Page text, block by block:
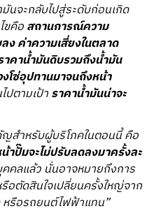
นจะกลับไปสู่ระดับก่อนเกิด
ขคือสถานการณ์ความ
ค่าความเสี่ยงในตลาด
คาน้ำมันดิบรวมถึงน้ำมัน
โซ่อุปทานมาจนถึงหน้า
ปตามเป้าราคาน้ำมันน่าจะ
ญสำหรับผู้บริโภคในตอนนี้ คือ
าปั๊มจะไม่ปรับลดลงมาครั้งละ
คลแล้ว นั่นอาจหมายถึงการ
ตัดสินใจเปลี่ยนครั้งใหญ่จาก
หรือรถยนต์ไฟฟ้าแทน”